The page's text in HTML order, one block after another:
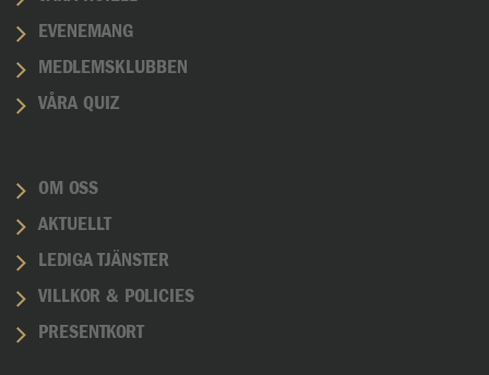
EVENEMANG
MEDLEMSKLUBBEN
VÅRA QUIZ
OM OSS
AKTUELLT
LEDIGA TJÄNSTER
VILLKOR & POLICIES
PRESENTKORT